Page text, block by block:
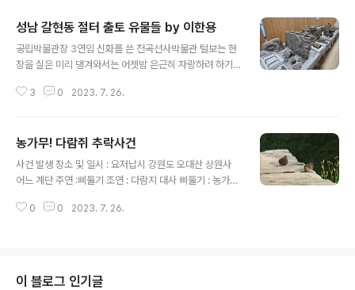
성남 갈현동 절터 출토 유물들 by 이한용
공립박물관장 3연임 신화를 쓴 전곡선사박물관 털보는 현
장을 실은 미리 댕겨와서는 어젯밤 은근히 자랑하려 하기
었으므로 전재한다. #성남갈현동절터 #성남갈현동사지 #
하니 다운로드하시오) 성남 갈현동 갈마치 골짜기에서 출
현한 조선전기 거대 사찰(유적 브로셔 첨부하니 다운로드
하시 이 소식은 그저께 요로를 통해 들어왔으니, 골자를 추
시대 전기(1392~1506년)에 만든 것으로 생각하는 왕실
3 0 2023. 7. 26.
농가무! 다람쥐 추락사건
사건 발생 장소 및 일시 : 요저납시 강원도 오대산 상원사
어느 계단 주연 :삐둘기 조연 : 다람지 대사 삐둘기 : 농가무
딨노? 지문 : 삐둘기가 꼬리로 다람지를 슬쩍 넘어뜨려 계
0 0 2023. 7. 26.
이 블로그 인기글